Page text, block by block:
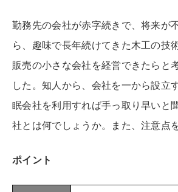
勤務先の会社が赤字続きで、将来が
ら、趣味で長年続けてきた木工の技
販売の小さな会社を経営できたらと
した。知人から、会社を一から設立
眠会社を利用すれば手っ取り早いと
社とは何でしょうか。また、注意点
ポイント